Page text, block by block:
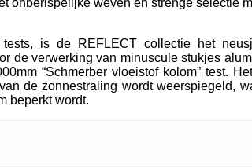
is de REFLECT collectie het
de verwerking van minuscule stukjes
“Schmerber vloeistof kolom” test.
de zonnestraling wordt weerspiegeld,
beperkt wordt.